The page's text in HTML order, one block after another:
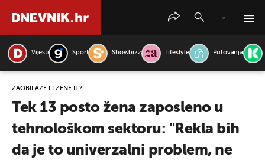
Vijesti Sport Showbizz Lifestyle Putovanja
ZAOBILAZE LI ŽENE IT?
Tek 13 posto žena zaposleno u
tehnološkom sektoru: "Rekla bih
da je to univerzalni problem, ne
PRETRAŽITE VIJESTI